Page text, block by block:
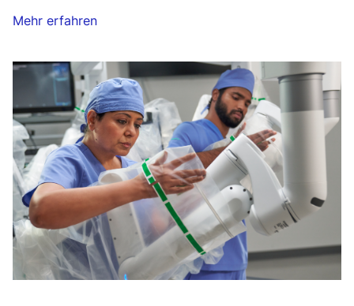
Mehr erfahren